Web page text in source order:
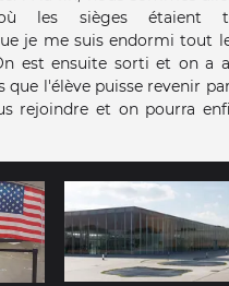
les sièges étaient
je me suis endormi tout
est ensuite sorti et on a
que l'élève puisse revenir
rejoindre et on pourra